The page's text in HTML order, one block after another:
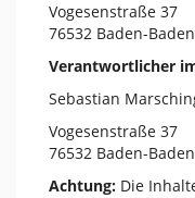
Vogesenstraße 37
76532 Baden-Baden
Verantwortlicher
Sebastian
Vogesenstraße 37
76532 Baden-Baden
Achtung: Die